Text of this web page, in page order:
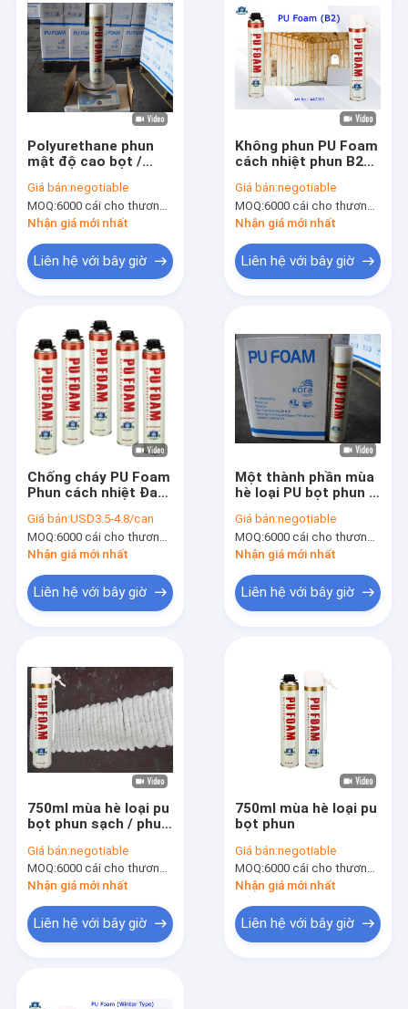
Sản phẩm
Về chúng tôi
Chuyến tham quan nhà máy
Sơn phun sơn
Sơn phun acrylic
Dầu nhớt công nghiệp
Đánh dấu phun sơn
Sơn nước
Xe làm sạch phun
Sản phẩm chăm sóc tự động
Polyurethane phun
mật độ cao bọt /
cách phun có thể
Giá bán:negotiable
MOQ:6000 cái cho thương hiệu Aristo, 15000 cái cho thương hiệu của khách hàng
Nhận giá mới nhất
Liên hệ với bây giờ
Không phun PU Foam
cách nhiệt phun B2
phun bọt có thể
Giá bán:negotiable
MOQ:6000 cái cho thương hiệu Aristo, 15000 cái cho thương hiệu của khách hàng
Nhận giá mới nhất
Liên hệ với bây giờ
Chống cháy PU Foam
Phun cách nhiệt Đa
Polyurethane Foam
Giá bán:USD3.5-4.8/can
MOQ:6000 cái cho thương hiệu Aristo, 15000 cái cho thương hiệu của khách hàng
Nhận giá mới nhất
Liên hệ với bây giờ
Một thành phần mùa
hè loại PU bọt phun /
súng / rơm loại
Giá bán:negotiable
MOQ:6000 cái cho thương hiệu Aristo, 15000 cái cho thương hiệu của khách hàng
Nhận giá mới nhất
Liên hệ với bây giờ
750ml mùa hè loại pu
bọt phun sạch / phun
một thành phần
Giá bán:negotiable
MOQ:6000 cái cho thương hiệu Aristo, 15000 cái cho thương hiệu của khách hàng
Nhận giá mới nhất
Liên hệ với bây giờ
750ml mùa hè loại pu
bọt phun
Giá bán:negotiable
MOQ:6000 cái cho thương hiệu Aristo, 15000 cái cho thương hiệu của khách hàng
Nhận giá mới nhất
Liên hệ với bây giờ